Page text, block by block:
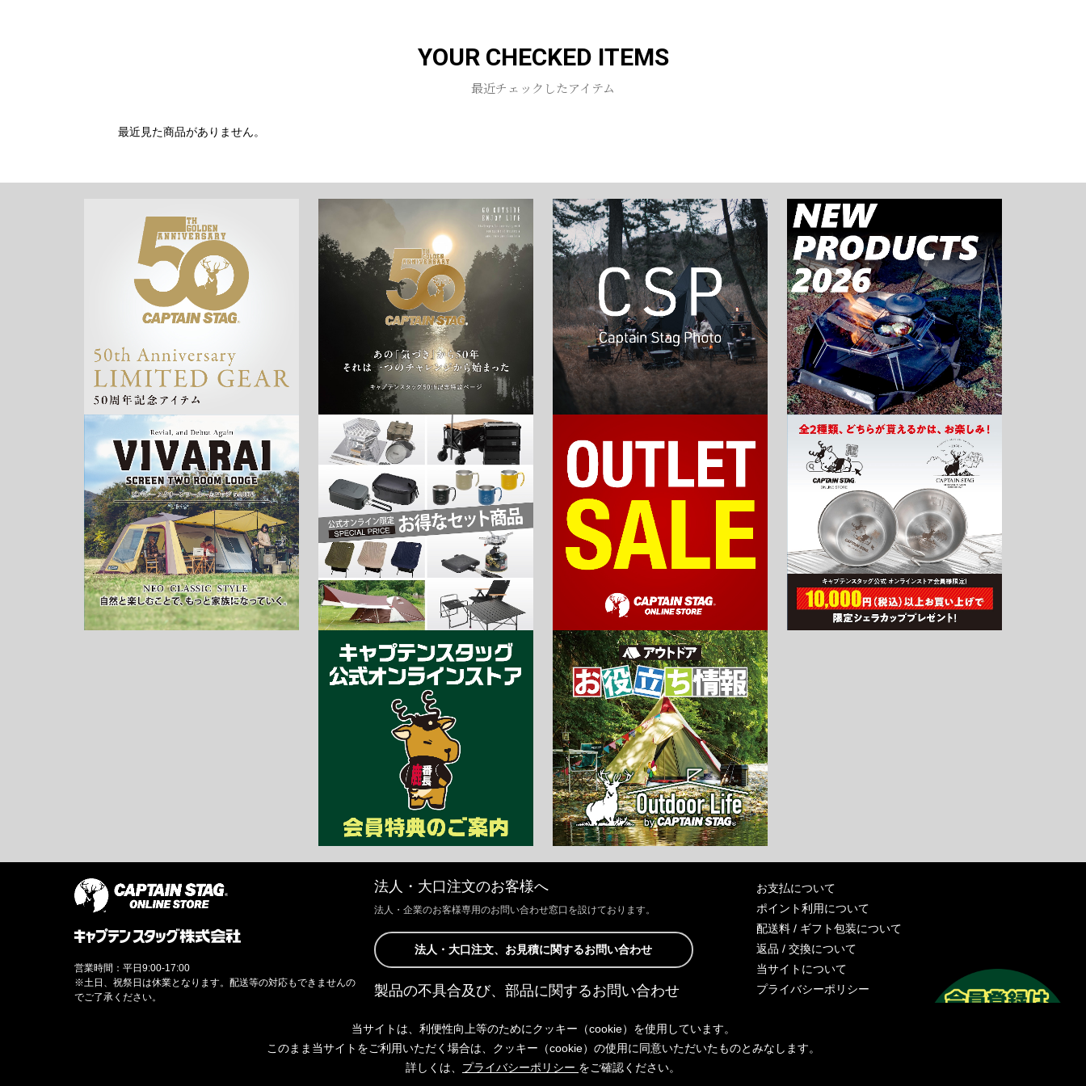
お買い物を続ける カートへ進む
YOUR CHECKED ITEMS
最近チェックしたアイテム
最近見た商品がありません。
法人・大口注文のお客様へ
法人・企業のお客様専用のお問い合わせ窓口を設けております。
法人・大口注文、お見積に関するお問い合わせ
製品の不具合及び、部品に関するお問い合わせ
きましては、Webサイトにて承っております。
以下よりご連絡ください。
お支払について
ポイント利用について
配送料 / ギフト包装について
返品 / 交換について
当サイトについて
プライバシーポリシー
お問い合わせ
営業時間：平日9:00-17:00
※土日、祝祭日は休業となります。配送等の対応もできませんの
でご了承ください。
当サイトは、利便性向上等のためにクッキー（cookie）を使用しています。
このまま当サイトをご利用いただく場合は、クッキー（cookie）の使用に同意いただいたものとみなします。
詳しくは、 プライバシーポリシー をご確認ください。